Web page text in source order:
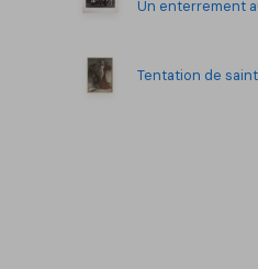
Un enterrement
Tentation de